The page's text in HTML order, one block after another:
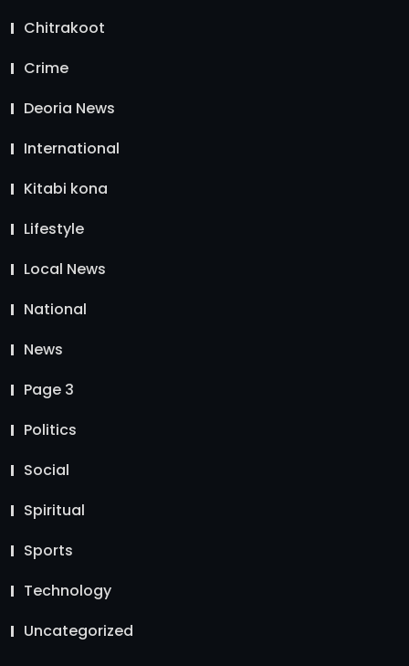
Chitrakoot
Crime
Deoria News
International
Kitabi kona
Lifestyle
Local News
National
News
Page 3
Politics
Social
Spiritual
Sports
Technology
Uncategorized